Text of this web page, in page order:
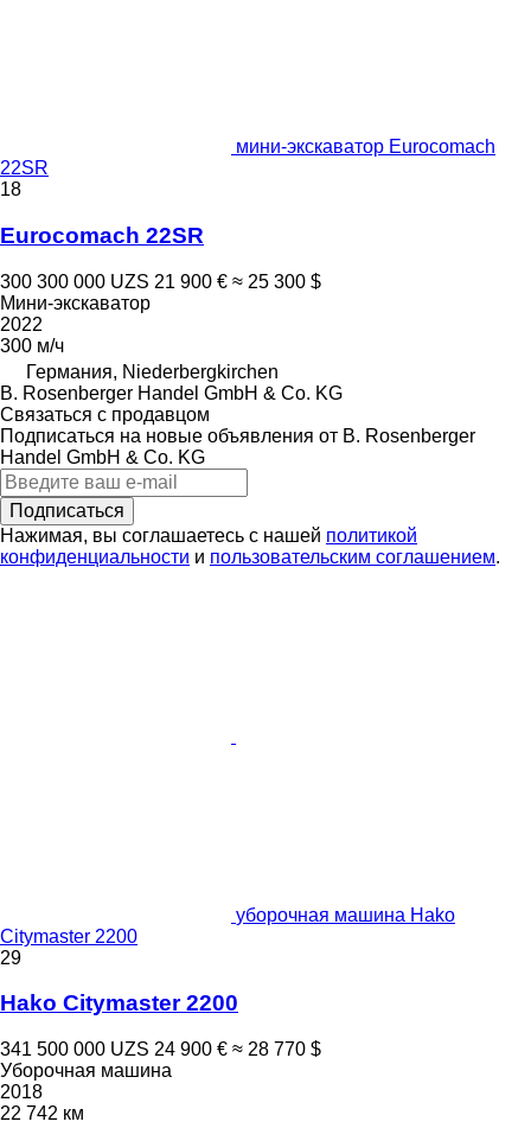
мини-экскаватор Eurocomach
22SR
18
Eurocomach 22SR
300 300 000 UZS 21 900 € ≈ 25 300 $
Мини-экскаватор
2022
300 м/ч
Германия, Niederbergkirchen
B. Rosenberger Handel GmbH & Co. KG
Связаться с продавцом
Подписаться на новые объявления от B. Rosenberger
Handel GmbH & Co. KG
Подписаться
Нажимая, вы соглашаетесь с нашей политикой
конфиденциальности и пользовательским соглашением.
уборочная машина Hako
Citymaster 2200
29
Hako Citymaster 2200
341 500 000 UZS 24 900 € ≈ 28 770 $
Уборочная машина
2018
22 742 км